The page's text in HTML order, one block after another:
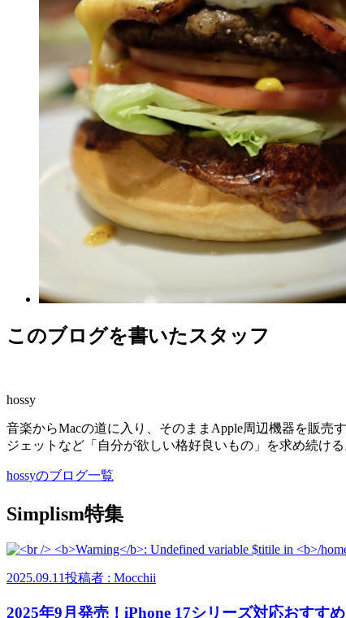
このブログを書いたスタッフ
hossy
音楽からMacの道に入り、そのままApple周辺機器を販売
ジェットなど「自分が欲しい格好良いもの」を求め続ける
hossyのブログ一覧
Simplism特集
2025.09.11投稿者 : Mocchii
2025年9月発売！iPhone 17シリーズ対応おすす